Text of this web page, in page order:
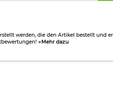
Ladegeräten geladen
werden, die den Artikel bestellt und
»Mehr dazu